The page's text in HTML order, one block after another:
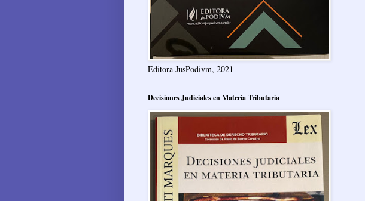
Editora JusPodivm, 2021
Decisiones Judiciales en Materia Tributaria